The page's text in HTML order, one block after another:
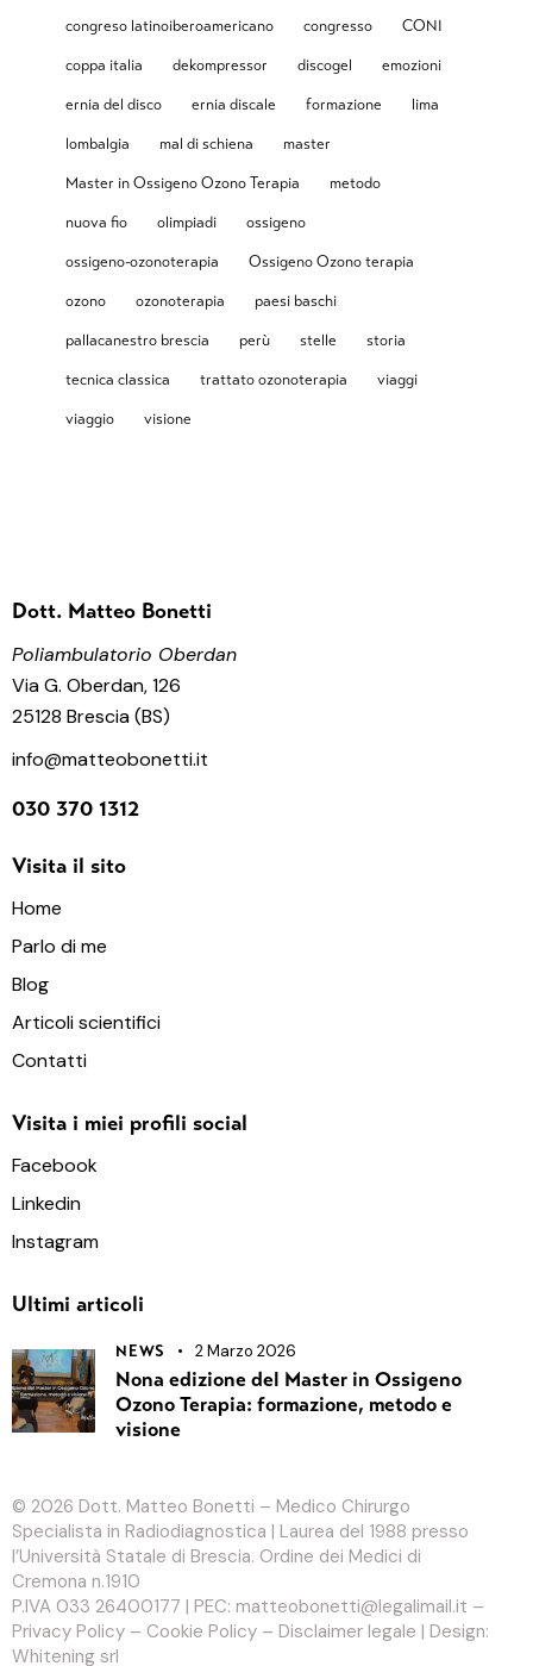
congreso latinoiberoamericano congresso CONI
coppa italia dekompressor discogel emozioni
ernia del disco ernia discale formazione lima
lombalgia mal di schiena master
Master in Ossigeno Ozono Terapia metodo
nuova fio olimpiadi ossigeno
ossigeno-ozonoterapia Ossigeno Ozono terapia
ozono ozonoterapia paesi baschi
pallacanestro brescia perù stelle storia
tecnica classica trattato ozonoterapia viaggi
viaggio visione
Dott. Matteo Bonetti
Poliambulatorio Oberdan
Via G. Oberdan, 126
25128 Brescia (BS)
info@matteobonetti.it
030 370 1312
Visita il sito
Home
Parlo di me
Blog
Articoli scientifici
Contatti
Visita i miei profili social
Facebook
Linkedin
Instagram
Ultimi articoli
NEWS 2 Marzo 2026
Nona edizione del Master in Ossigeno
Ozono Terapia: formazione, metodo e
visione
© 2026 Dott. Matteo Bonetti – Medico Chirurgo
Specialista in Radiodiagnostica | Laurea del 1988 presso
l’Università Statale di Brescia. Ordine dei Medici di
Cremona n.1910
P.IVA 033 26400177 | PEC: matteobonetti@legalimail.it –
Privacy Policy – Cookie Policy – Disclaimer legale | Design:
Whitening srl